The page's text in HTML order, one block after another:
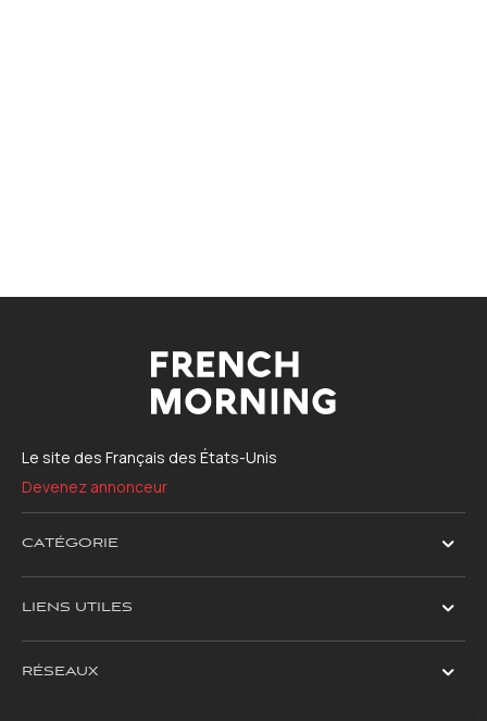
Le site des Français des États-Unis
Devenez annonceur
CATÉGORIE
LIENS UTILES
RÉSEAUX